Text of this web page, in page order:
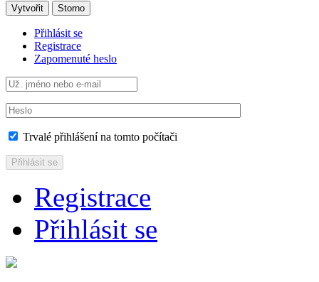
Vytvořit Storno
Přihlásit se
Registrace
Zapomenuté heslo
Trvalé přihlášení na tomto počítači
Přihlásit se
Registrace
Přihlásit se